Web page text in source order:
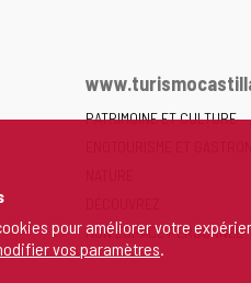
pour améliorer votre
vos paramètres.
PATRIMOINE ET CULTURE
MON ESPACE PERSONNEL